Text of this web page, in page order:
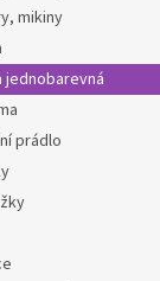
mikiny
prádlo